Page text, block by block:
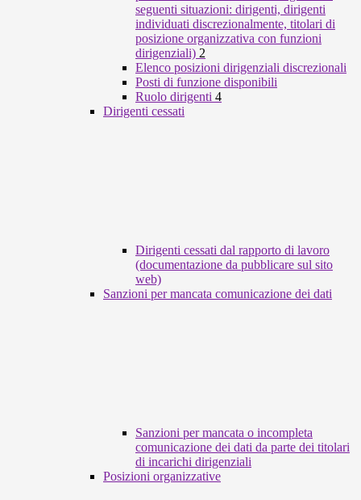
seguenti situazioni: dirigenti, dirigenti
individuati discrezionalmente, titolari di
posizione organizzativa con funzioni
dirigenziali) 2
Elenco posizioni dirigenziali discrezionali
Posti di funzione disponibili
Ruolo dirigenti 4
Dirigenti cessati
Dirigenti cessati dal rapporto di lavoro
(documentazione da pubblicare sul sito
web)
Sanzioni per mancata comunicazione dei dati
Sanzioni per mancata o incompleta
comunicazione dei dati da parte dei titolari
di incarichi dirigenziali
Posizioni organizzative